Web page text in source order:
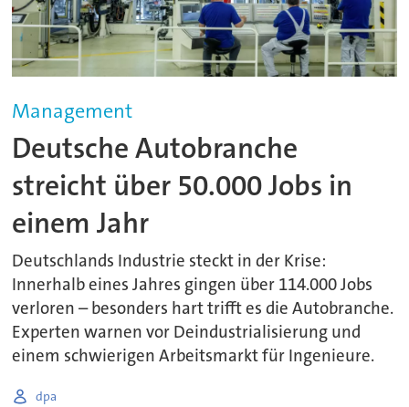
Management
Deutsche Autobranche
streicht über 50.000 Jobs in
einem Jahr
Deutschlands Industrie steckt in der Krise:
Innerhalb eines Jahres gingen über 114.000 Jobs
verloren – besonders hart trifft es die Autobranche.
Experten warnen vor Deindustrialisierung und
einem schwierigen Arbeitsmarkt für Ingenieure.
dpa